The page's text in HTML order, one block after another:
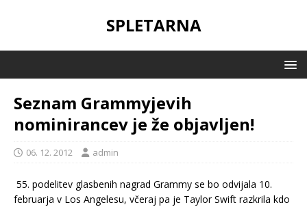
SPLETARNA
Seznam Grammyjevih
nominirancev je že objavljen!
06. 12. 2012 admin
55. podelitev glasbenih nagrad Grammy se bo odvijala 10.
februarja v Los Angelesu, včeraj pa je Taylor Swift razkrila kdo